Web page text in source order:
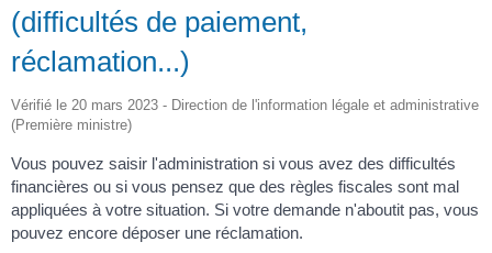
(difficultés de paiement,
réclamation...)
Vérifié le 20 mars 2023 - Direction de l'information légale et administrative
(Première ministre)
Vous pouvez saisir l'administration si vous avez des difficultés
financières ou si vous pensez que des règles fiscales sont mal
appliquées à votre situation. Si votre demande n'aboutit pas, vous
pouvez encore déposer une réclamation.